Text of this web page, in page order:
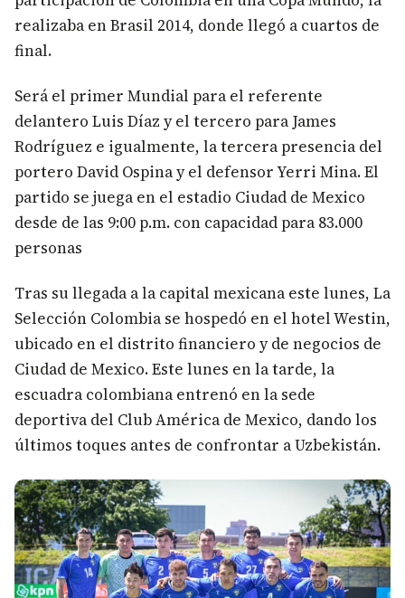
realizaba en Brasil 2014, donde llegó a cuartos de
final.
Será el primer Mundial para el referente
delantero Luis Díaz y el tercero para James
Rodríguez e igualmente, la tercera presencia del
portero David Ospina y el defensor Yerri Mina. El
partido se juega en el estadio Ciudad de Mexico
desde de las 9:00 p.m. con capacidad para 83.000
personas
Tras su llegada a la capital mexicana este lunes, La
Selección Colombia se hospedó en el hotel Westin,
ubicado en el distrito financiero y de negocios de
Ciudad de Mexico. Este lunes en la tarde, la
escuadra colombiana entrenó en la sede
deportiva del Club América de Mexico, dando los
últimos toques antes de confrontar a Uzbekistán.